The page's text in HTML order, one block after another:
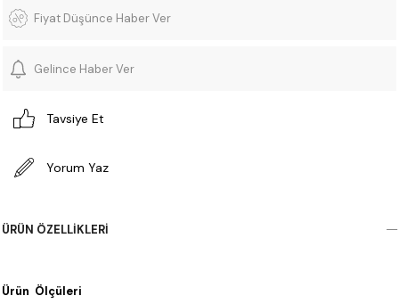
Fiyat Düşünce Haber Ver
Gelince Haber Ver
Tavsiye Et
Yorum Yaz
ÜRÜN ÖZELLIKLERI
Ürün Ölçüleri